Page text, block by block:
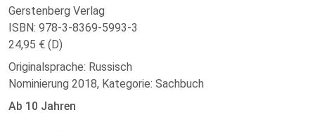
Gerstenberg Verlag
ISBN: 978-3-8369-5993-3
24,95 € (D)
Originalsprache: Russisch
Nominierung 2018, Kategorie: Sachbuch
Ab 10 Jahren